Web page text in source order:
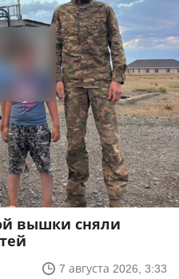
вышки сняли
7 августа 2026, 3:33